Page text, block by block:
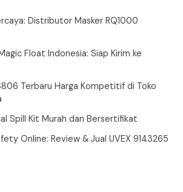
Distributor Masker RQ1000
Float Indonesia: Siap Kirim ke
Terbaru Harga Kompetitif di Toko
Spill Kit Murah dan Bersertifikat
Online: Review & Jual UVEX 9143265